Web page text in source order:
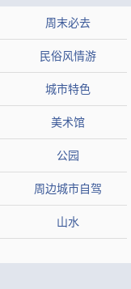
家风情也都不错
了
南禅寺
市梁溪区
周末必去
民俗风情游
城市特色
美术馆
公园
周边城市自驾
山水